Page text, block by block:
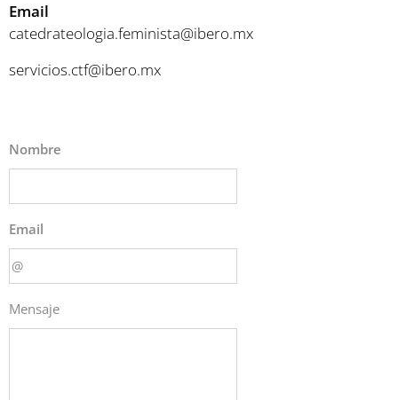
Email
catedrateologia.feminista@ibero.mx
servicios.ctf@ibero.mx
Nombre
Email
Mensaje